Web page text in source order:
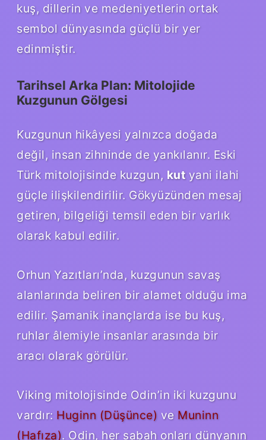
kuş, dillerin ve medeniyetlerin ortak
sembol dünyasında güçlü bir yer
edinmiştir.
Tarihsel Arka Plan: Mitolojide
Kuzgunun Gölgesi
Kuzgunun hikâyesi yalnızca doğada
değil, insan zihninde de yankılanır. Eski
Türk mitolojisinde kuzgun, kutyani ilahi
güçle ilişkilendirilir. Gökyüzünden mesaj
getiren, bilgeliği temsil eden bir varlık
olarak kabul edilir.
Orhun Yazıtları’nda, kuzgunun savaş
alanlarında beliren bir alamet olduğu ima
edilir. Şamanik inançlarda ise bu kuş,
ruhlar âlemiyle insanlar arasında bir
aracı olarak görülür.
Viking mitolojisinde Odin’in iki kuzgunu
vardır: Huginn (Düşünce) ve Muninn
(Hafıza). Odin, her sabah onları dünyanın